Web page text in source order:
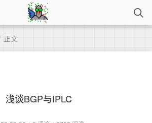
正文
浅谈BGP与IPLC